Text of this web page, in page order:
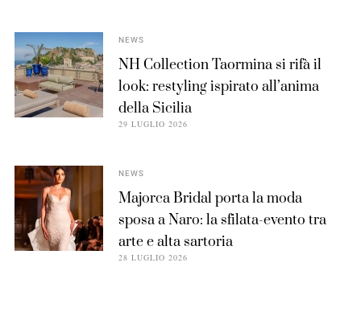
NEWS
NH Collection Taormina si rifà il
look: restyling ispirato all’anima
della Sicilia
29 LUGLIO 2026
NEWS
Majorca Bridal porta la moda
sposa a Naro: la sfilata-evento tra
arte e alta sartoria
28 LUGLIO 2026